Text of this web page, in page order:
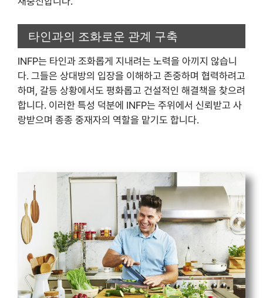
타인과의 조화로운 관계 구축
INFP는 타인과 조화롭게 지내려는 노력을 아끼지 않습니
다. 그들은 상대방의 입장을 이해하고 존중하며 협력하려고
하며, 갈등 상황에서도 평화롭고 건설적인 해결책을 찾으려
합니다. 이러한 특성 덕분에 INFP는 주위에서 신뢰받고 사
랑받으며 종종 중재자의 역할을 맡기도 합니다.